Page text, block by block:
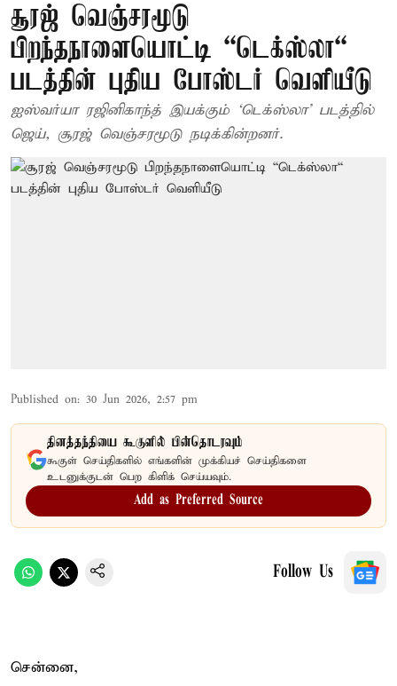
சூரஜ் வெஞ்சரமூடு
பிறந்தநாளையொட்டி “டெக்ஸ்லா“
படத்தின் புதிய போஸ்டர் வெளியீடு
ஐஸ்வர்யா ரஜினிகாந்த் இயக்கும் ‘டெக்ஸ்லா’ படத்தில்
ஜெய், சூரஜ் வெஞ்சரமூடு நடிக்கின்றனர்.
Published on: 30 Jun 2026, 2:57 pm
தினத்தந்தியை கூகுளில் பின்தொடரவும்
கூகுள் செய்திகளில் எங்களின் முக்கியச் செய்திகளை
உடனுக்குடன் பெற கிளிக் செய்யவும்.
Add as Preferred Source
Follow Us
சென்னை,